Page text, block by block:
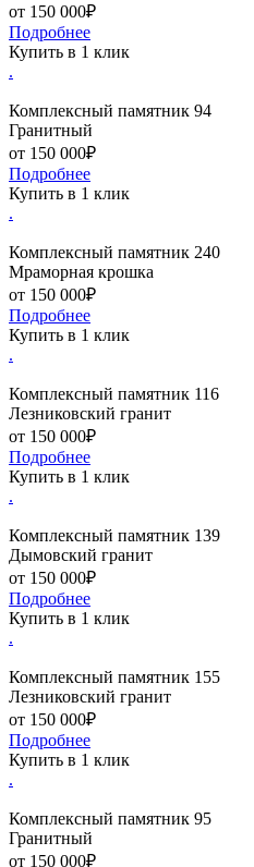
от 150 000₽
Подробнее
Купить в 1 клик
.
Комплексный памятник 94
Гранитный
от 150 000₽
Подробнее
Купить в 1 клик
.
Комплексный памятник 240
Мраморная крошка
от 150 000₽
Подробнее
Купить в 1 клик
.
Комплексный памятник 116
Лезниковский гранит
от 150 000₽
Подробнее
Купить в 1 клик
.
Комплексный памятник 139
Дымовский гранит
от 150 000₽
Подробнее
Купить в 1 клик
.
Комплексный памятник 155
Лезниковский гранит
от 150 000₽
Подробнее
Купить в 1 клик
.
Комплексный памятник 95
Гранитный
от 150 000₽